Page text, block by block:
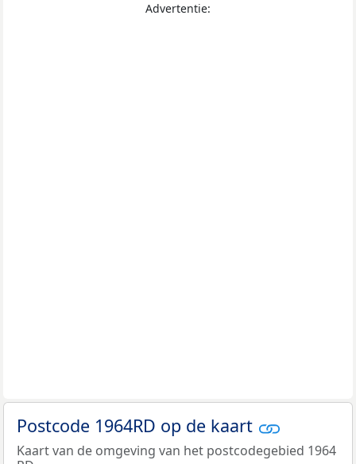
Advertentie:
Postcode 1964RD op de kaart
Kaart van de omgeving van het postcodegebied 1964